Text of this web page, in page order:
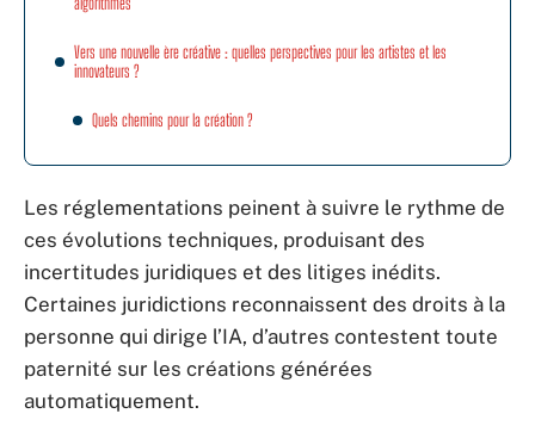
Vers une nouvelle ère créative : quelles perspectives pour les artistes et les
innovateurs ?
Quels chemins pour la création ?
Les réglementations peinent à suivre le rythme de
ces évolutions techniques, produisant des
incertitudes juridiques et des litiges inédits.
Certaines juridictions reconnaissent des droits à la
personne qui dirige l’IA, d’autres contestent toute
paternité sur les créations générées
automatiquement.